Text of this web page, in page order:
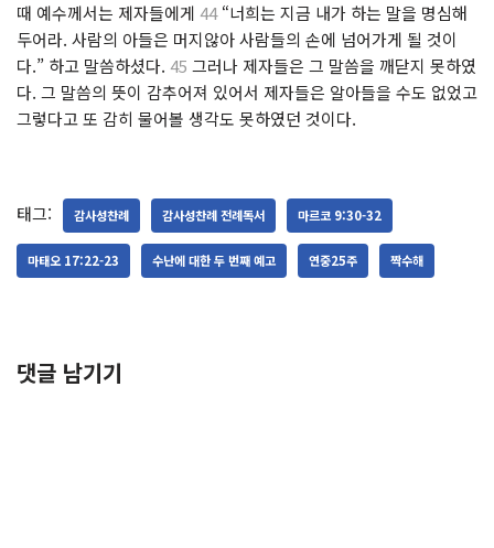
때 예수께서는 제자들에게 44“너희는 지금 내가 하는 말을 명심해
두어라. 사람의 아들은 머지않아 사람들의 손에 넘어가게 될 것이
다.” 하고 말씀하셨다. 45 그러나 제자들은 그 말씀을 깨닫지 못하였
다. 그 말씀의 뜻이 감추어져 있어서 제자들은 알아들을 수도 없었고
그렇다고 또 감히 물어볼 생각도 못하였던 것이다.
태그: 감사성찬례 감사성찬례 전례독서 마르코 9:30-32
마태오 17:22-23 수난에 대한 두 번째 예고 연중25주 짝수해
댓글 남기기